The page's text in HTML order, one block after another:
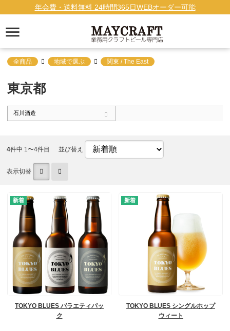
年会費・送料無料 24時間365日WEBオーダー可能
全商品 地域で選ぶ 関東 / The East
東京都
石川酒造
4件中 1〜4件目 並び替え
表示切替
TOKYO BLUES バラエティパッ
ク
TOKYO BLUES シングルホップ
ウィート